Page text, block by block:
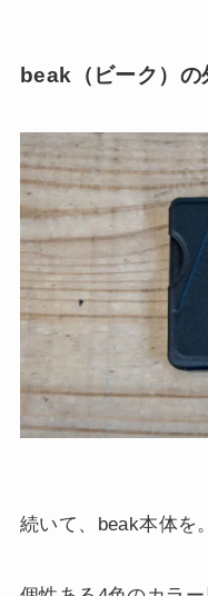
beak（ビーク）の
続いて、beak本体を。